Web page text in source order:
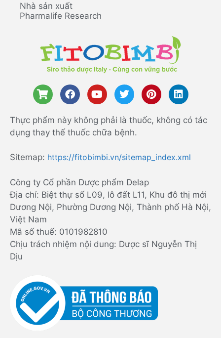
Nhà sản xuất
Pharmalife Research
Thực phẩm này không phải là thuốc, không có tác
dụng thay thế thuốc chữa bệnh.
Sitemap: https://fitobimbi.vn/sitemap_index.xml
Công ty Cổ phần Dược phẩm Delap
Địa chỉ: Biệt thự số L09, lô đất L11, Khu đô thị mới
Dương Nội, Phường Dương Nội, Thành phố Hà Nội,
Việt Nam
Mã số thuế: 0101982810
Chịu trách nhiệm nội dung: Dược sĩ Nguyễn Thị
Dịu